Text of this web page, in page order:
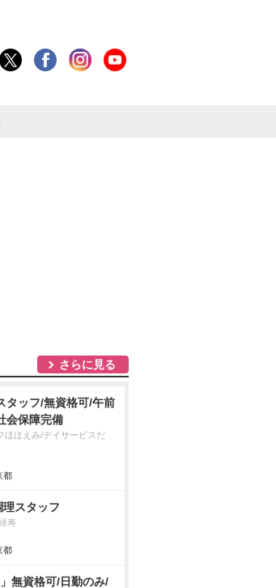
さらに見る
タッフ/無資格可/午前
会保障完備
ほほえみ/デイサービスだ
都
スタッフ
寿
都
無資格可/日勤のみ/